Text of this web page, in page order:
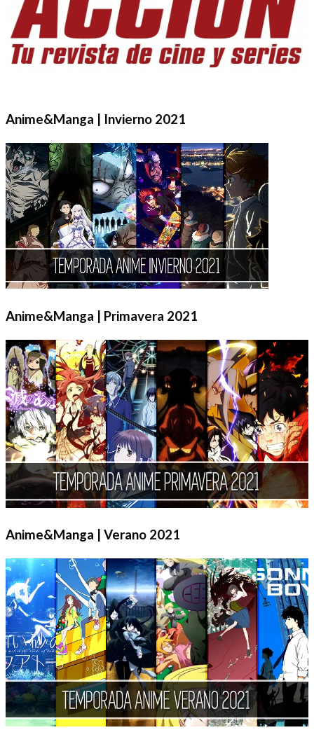
Anime&Manga | Invierno 2021
Anime&Manga | Primavera 2021
Anime&Manga | Verano 2021